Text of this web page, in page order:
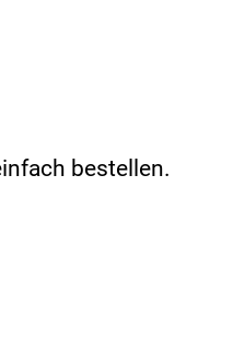
bestellen.